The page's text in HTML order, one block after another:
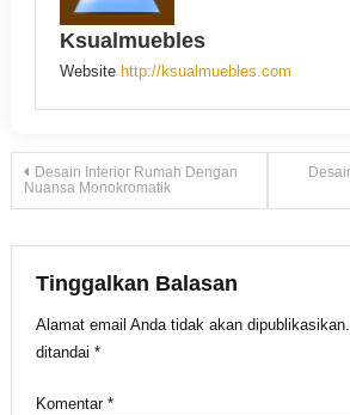
Ksualmuebles
Website http://ksualmuebles.com
Navigasi
Desain Interior Rumah Dengan
Nuansa Monokromatik
Tinggalkan Balasan
Alamat email Anda tidak akan dipublikasikan.
ditandai *
Komentar *